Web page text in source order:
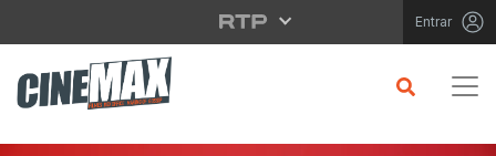
Saltar para o conteúdo principal Entrar